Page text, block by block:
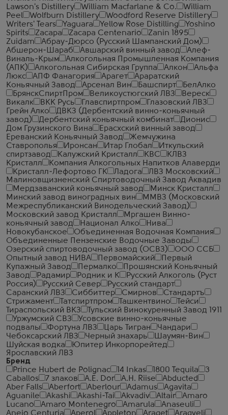
Lawson's Distillery
William Macfarlane & Co.
William
Peel
Wolfburn Distillery
Woodford Reserve Distillery
Writers' Tears
Yaguara Yellow Rose Distilling
Yoshino
Spirits
Zacapa Zacapa Centenario
Zanin 1895
Zuidam
Абрау-Дюрсо (Русский Шампанский Дом)
Абшерон-Шараб
Авшарский винный завод
Алеф-
Виналь-Крым
Алкогольная Промышленная Компания
(АПК)
Алкогольная Сибирская Группа Алкон
Альфа
Люкс
АПФ Фанагория Арагет
Араратский
Коньячный Завод
Арсенал Вин Башспирт
БелАлко
БрянскСпиртПром
Великоустюгский ЛВЗ
Вереск
Викалк
ВКК Русь Главспиртпром
Глазовский ЛВЗ
Грейн Алко
ДВКЗ (Дербентский винно-коньячный
завод)
Дербентский коньячный комбинат
Дионис
Дом Грузинского Вина
Ерасхский винный завод
Ереванский Коньячный Завод
Жемчужина
Ставрополья
Иронсан Итар Глобал
Иткульский
спиртзавод
Калужский Кристалл КВС
КЛВЗ
Кристалл
Компания Алкогольных Напитков Алаверди
Кристалл-Лефортово ГК
Ладога
ЛВЗ Московский
Малиновщизненский Спиртоводочный Завод Аквадив
Мердзаванский коньячный завод
Минск Кристалл
Минский завод виноградных вин
ММВЗ (Московский
Межреспубликанский Винодельческий Завод)
Московский завод Кристалл
Мргашен Винно-
коньячный завод
Национал Алко
Нива
Новокубанское
Объединенная Водочная Компания
Объединенные Пензенские Водочные Заводы
Озерский спиртоводочный завод (ОСВЗ)
ООО ССБ
Опытный завод НИВА
Первомайский
Первый
Купажный Завод
Пермалко
Прошянский Коньячный
Завод
Радамир Родник и К
Русский Алкоголь (Руст
Россия)
Русский Север
Русский стандарт
Саранский ЛВЗ
Сиббиттер Смирнов
Стандартъ
Стрижамент
Татспиртпром Ташкентвино
Тейси
Тираспольский ВКЗ
Тульский Винокуренный Завод 1911
Уржумский СВЗ
Усовские винно-коньячные
подвалы
Фортуна ЛВЗ Царь Тигран
Чандари
Чебоксарский ЛВЗ
Черный знахарь
Шаумян-Вин
Шуйская водка
Юпитер Инкорпорейтед
Ярославский ЛВЗ
Бренд
Prince Hubert de Polignac
14 Inkas 1800 Tequila
3
Caballos
7 злаков A.E. Dor A.H. Riise
Abducted
Aber Falls
Aberfort Aberlour Adamus
Agavita
Aguanile
Akashi Akashi-Tai Akvadiv Altair
Amaro
Lucano
Amaro Montenegro Amarula
Anaseuli